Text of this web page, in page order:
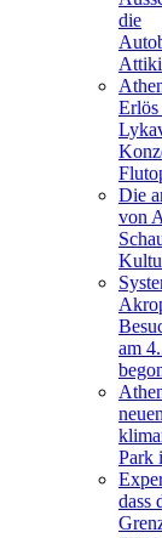
die
Erlös
Die
von
am
neuen
Park
dass